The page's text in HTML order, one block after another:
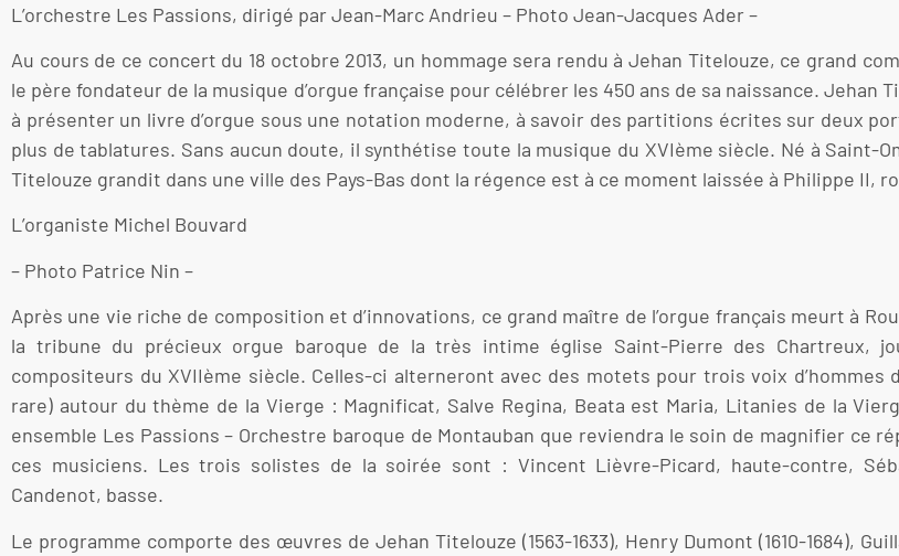
L’orchestre Les Passions, dirigé par Jean-Marc Andrieu – Photo Jean-Jacques Ader –
Au cours de ce concert du 18 octobre 2013, un hommage sera rendu à Jehan Titelouze, ce grand
le père fondateur de la musique d’orgue française pour célébrer les 450 ans de sa naissance.
à présenter un livre d’orgue sous une notation moderne, à savoir des partitions écrites sur deux
plus de tablatures. Sans aucun doute, il synthétise toute la musique du XVIème siècle. Né à Saint-
Titelouze grandit dans une ville des Pays-Bas dont la régence est à ce moment laissée à Philippe II,
L’organiste Michel Bouvard
– Photo Patrice Nin –
Après une vie riche de composition et d’innovations, ce grand maître de l’orgue français meurt à
la tribune du précieux orgue baroque de la très intime église Saint-Pierre des Chartreux,
compositeurs du XVIIème siècle. Celles-ci alterneront avec des motets pour trois voix d’hommes
rare) autour du thème de la Vierge : Magnificat, Salve Regina, Beata est Maria, Litanies de la
ensemble Les Passions – Orchestre baroque de Montauban que reviendra le soin de magnifier ce
ces musiciens. Les trois solistes de la soirée sont : Vincent Lièvre-Picard, haute-contre,
Candenot, basse.
Le programme comporte des œuvres de Jehan Titelouze (1563-1633), Henry Dumont (1610-1684),